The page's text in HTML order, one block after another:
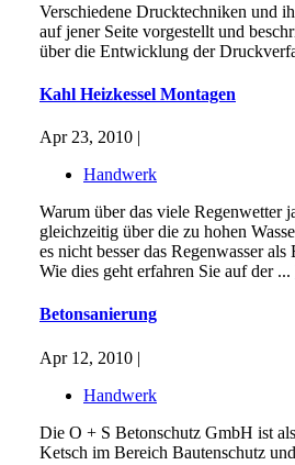
Verschiedene Drucktechniken und
auf jener Seite vorgestellt und
über die Entwicklung der
Kahl Heizkessel Montagen
Apr 23, 2010 |
Handwerk
Warum über das viele Regenwetter
gleichzeitig über die zu hohen
es nicht besser das Regenwasser
Wie dies geht erfahren Sie auf der ...
Betonsanierung
Apr 12, 2010 |
Handwerk
Die O + S Betonschutz GmbH ist
Ketsch im Bereich Bautenschutz